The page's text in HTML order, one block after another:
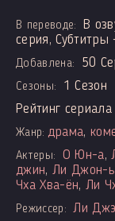
В переводе:
В
серия,
Добавлена: 50
Сезоны:
1 Сезон
Рейтинг
Жанр: драма,
Актеры: О Юн-а,
джин,Ли Джон-
Чха Хва-ён,Ли
Режиссер: Ли